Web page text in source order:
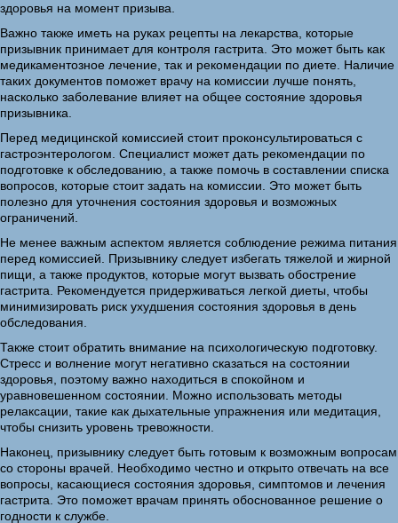
здоровья на момент призыва.
Важно также иметь на руках рецепты на лекарства, которые
призывник принимает для контроля гастрита. Это может быть как
медикаментозное лечение, так и рекомендации по диете. Наличие
таких документов поможет врачу на комиссии лучше понять,
насколько заболевание влияет на общее состояние здоровья
призывника.
Перед медицинской комиссией стоит проконсультироваться с
гастроэнтерологом. Специалист может дать рекомендации по
подготовке к обследованию, а также помочь в составлении списка
вопросов, которые стоит задать на комиссии. Это может быть
полезно для уточнения состояния здоровья и возможных
ограничений.
Не менее важным аспектом является соблюдение режима питания
перед комиссией. Призывнику следует избегать тяжелой и жирной
пищи, а также продуктов, которые могут вызвать обострение
гастрита. Рекомендуется придерживаться легкой диеты, чтобы
минимизировать риск ухудшения состояния здоровья в день
обследования.
Также стоит обратить внимание на психологическую подготовку.
Стресс и волнение могут негативно сказаться на состоянии
здоровья, поэтому важно находиться в спокойном и
уравновешенном состоянии. Можно использовать методы
релаксации, такие как дыхательные упражнения или медитация,
чтобы снизить уровень тревожности.
Наконец, призывнику следует быть готовым к возможным вопросам
со стороны врачей. Необходимо честно и открыто отвечать на все
вопросы, касающиеся состояния здоровья, симптомов и лечения
гастрита. Это поможет врачам принять обоснованное решение о
годности к службе.